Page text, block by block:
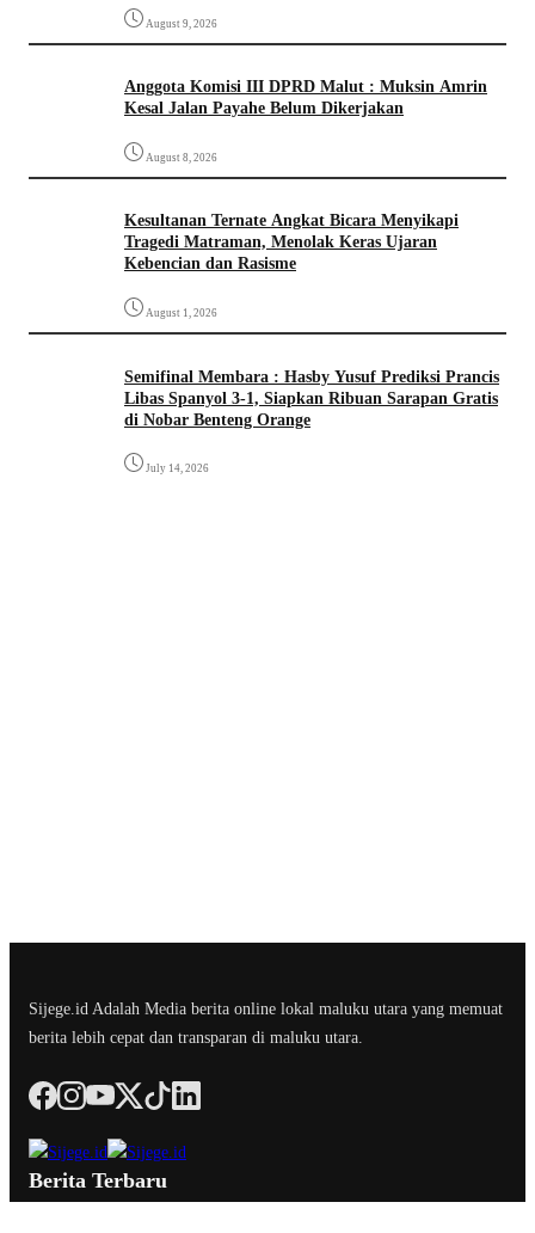
August 9, 2026
Anggota Komisi III DPRD Malut : Muksin Amrin
Kesal Jalan Payahe Belum Dikerjakan
August 8, 2026
Kesultanan Ternate Angkat Bicara Menyikapi
Tragedi Matraman, Menolak Keras Ujaran
Kebencian dan Rasisme
August 1, 2026
Semifinal Membara : Hasby Yusuf Prediksi Prancis
Libas Spanyol 3-1, Siapkan Ribuan Sarapan Gratis
di Nobar Benteng Orange
July 14, 2026
Sijege.id Adalah Media berita online lokal maluku utara yang memuat
berita lebih cepat dan transparan di maluku utara.
Berita Terbaru